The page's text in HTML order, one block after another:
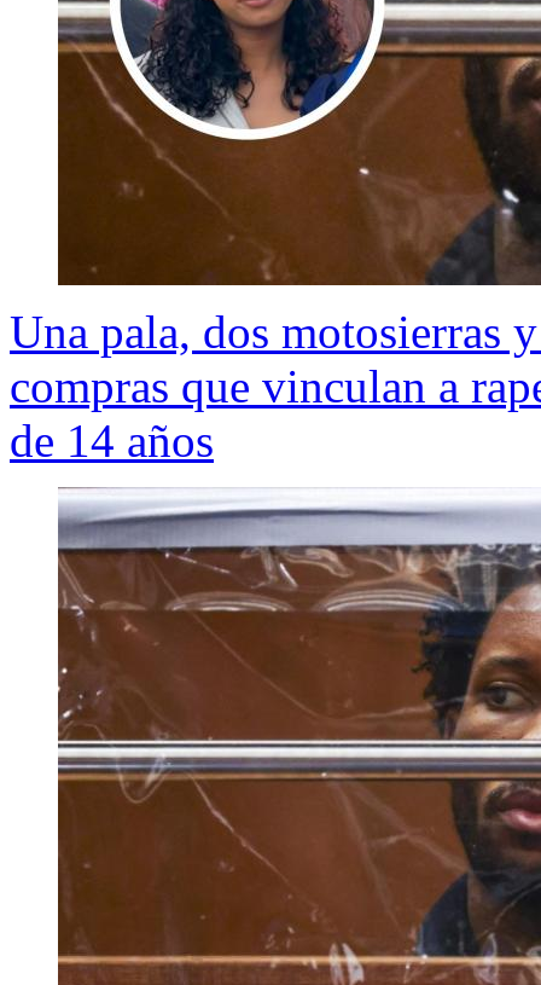
Una pala, dos motosierras
compras que vinculan a
de 14 años